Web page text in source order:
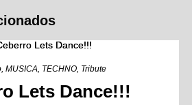
, MUSICA, TECHNO, Tribute
Lets Dance!!!